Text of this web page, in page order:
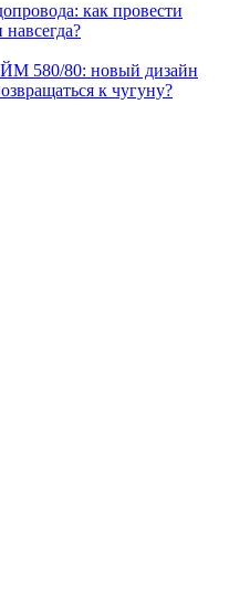
как провести
580/80: новый дизайн
к чугуну?